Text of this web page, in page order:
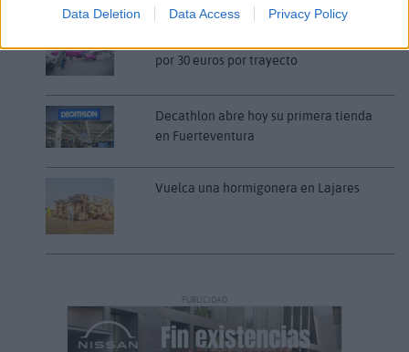
Data Deletion Data Access Privacy Policy
por 30 euros por trayecto
Decathlon abre hoy su primera tienda
en Fuerteventura
Vuelca una hormigonera en Lajares
PUBLICIDAD